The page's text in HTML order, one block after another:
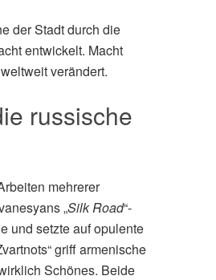
der Stadt durch die
entwickelt. Macht
verändert.
russische
mehrerer
„Silk Road“-
und setzte auf opulente
griff armenische
Schönes. Beide